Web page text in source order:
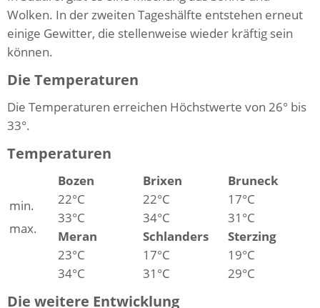
Wolken. In der zweiten Tageshälfte entstehen erneut
einige Gewitter, die stellenweise wieder kräftig sein
können.
Die Temperaturen
Die Temperaturen erreichen Höchstwerte von 26° bis
33°.
Temperaturen
min.
max.
Bozen
22°C
33°C
Brixen
22°C
34°C
Bruneck
17°C
31°C
Meran
23°C
34°C
Schlanders
17°C
31°C
Sterzing
19°C
29°C
Die weitere Entwicklung